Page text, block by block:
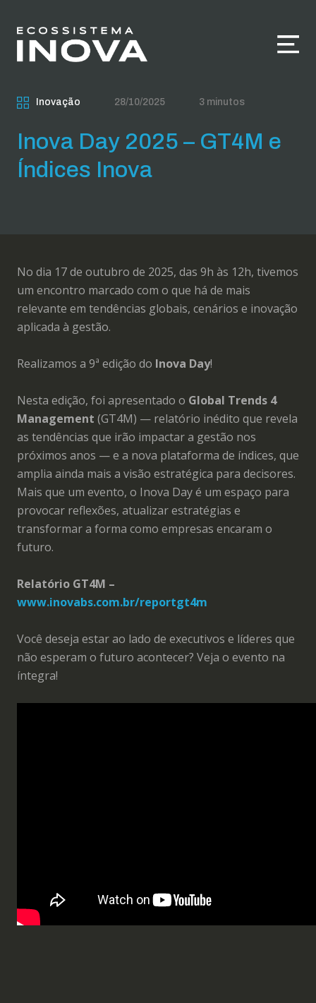
Inovação 28/10/2025 3 minutos
Inova Day 2025 – GT4M e
Índices Inova
No dia 17 de outubro de 2025, das 9h às 12h, tivemos
um encontro marcado com o que há de mais
relevante em tendências globais, cenários e inovação
aplicada à gestão.
Realizamos a 9ª edição do Inova Day!
Nesta edição, foi apresentado o Global Trends 4
Management (GT4M) — relatório inédito que revela
as tendências que irão impactar a gestão nos
próximos anos — e a nova plataforma de índices, que
amplia ainda mais a visão estratégica para decisores.
Mais que um evento, o Inova Day é um espaço para
provocar reflexões, atualizar estratégias e
transformar a forma como empresas encaram o
futuro.
Relatório GT4M –
www.inovabs.com.br/reportgt4m
Você deseja estar ao lado de executivos e líderes que
não esperam o futuro acontecer? Veja o evento na
íntegra!